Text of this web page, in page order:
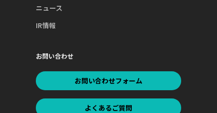
ニュース
IR情報
お問い合わせ
お問い合わせフォーム
よくあるご質問